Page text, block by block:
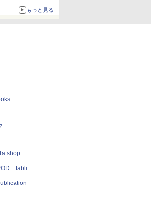
もっと見る
fabli